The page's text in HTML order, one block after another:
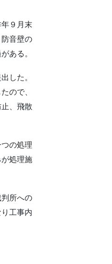
９月末
音壁の
ある。
した。
ので、
、飛散
の処理
処理施
所への
工事内